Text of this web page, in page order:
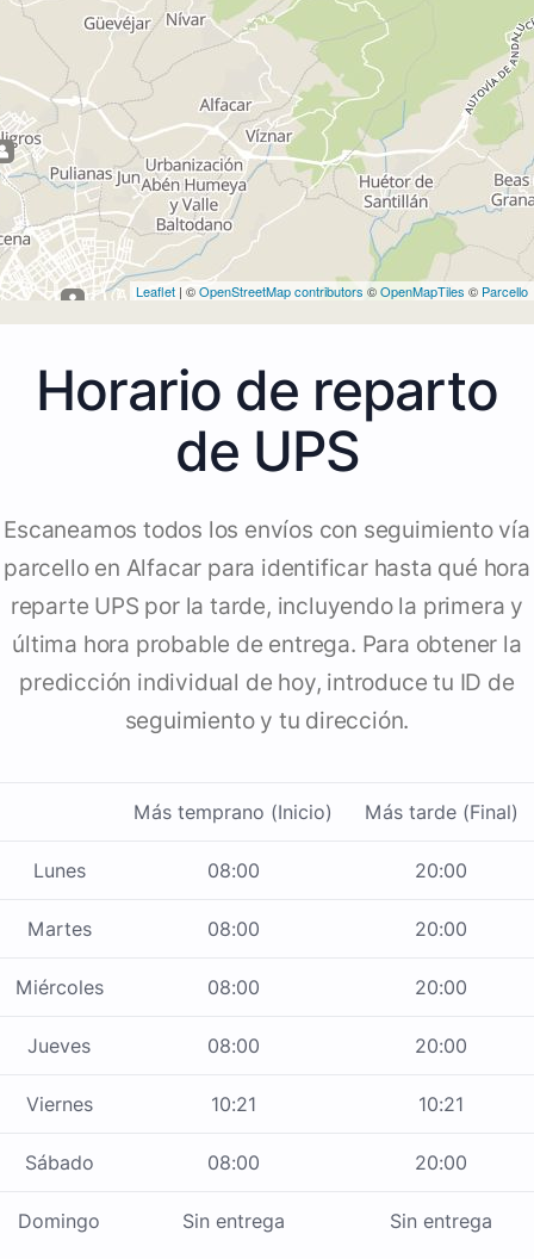
Leaflet | ©OpenStreetMap contributors ©OpenMapTiles © Parcello
Horario de reparto
de UPS
Escaneamos todos los envíos con seguimiento vía
parcello en Alfacar para identificar hasta qué hora
reparte UPS por la tarde, incluyendo la primera y
última hora probable de entrega. Para obtener la
predicción individual de hoy, introduce tu ID de
seguimiento y tu dirección.
Más temprano (Inicio) Más tarde (Final)
Lunes 08:00 20:00
Martes 08:00 20:00
Miércoles 08:00 20:00
Jueves 08:00 20:00
Viernes 10:21 10:21
Sábado 08:00 20:00
Domingo Sin entrega Sin entrega